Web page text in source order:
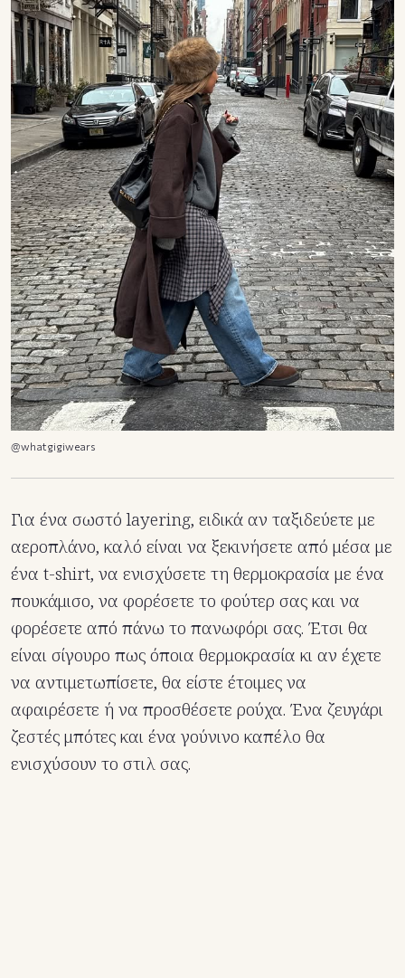
@whatgigiwears
Για ένα σωστό layering, ειδικά αν ταξιδεύετε με
αεροπλάνο, καλό είναι να ξεκινήσετε από μέσα με
ένα t-shirt, να ενισχύσετε τη θερμοκρασία με ένα
πουκάμισο, να φορέσετε το φούτερ σας και να
φορέσετε από πάνω το πανωφόρι σας. Έτσι θα
είναι σίγουρο πως όποια θερμοκρασία κι αν έχετε
να αντιμετωπίσετε, θα είστε έτοιμες να
αφαιρέσετε ή να προσθέσετε ρούχα. Ένα ζευγάρι
ζεστές μπότες και ένα γούνινο καπέλο θα
ενισχύσουν το στιλ σας.